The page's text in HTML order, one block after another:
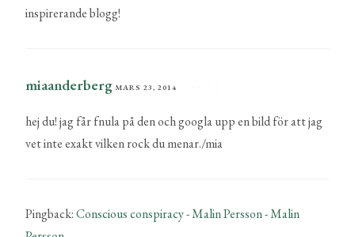
inspirerande blogg!
miaanderberg MARS 23, 2014
hej du! jag får fnula på den och googla upp en bild för att jag
vet inte exakt vilken rock du menar./mia
Pingback:Conscious conspiracy - Malin Persson - Malin